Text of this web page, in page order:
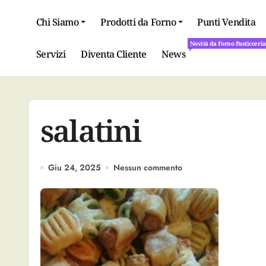
Chi Siamo Prodotti da Forno Punti Vendita
Servizi Diventa Cliente News
Novità da Forno
Novità da Forno
salatini
Giu 24, 2025 Nessun commento